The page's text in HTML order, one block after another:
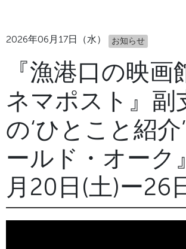
2026年06月17日（水） お知らせ
『漁港口の映
ネマポスト』副
の‘ひとこと紹
ールド・オーク
月20日(土)ー26